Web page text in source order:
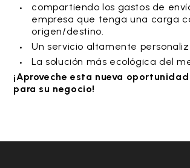
compartiendo los gastos de
empresa que tenga una carga
origen/destino.
Un servicio altamente
La solución más ecológica del
¡Aproveche esta nueva
para su negocio!